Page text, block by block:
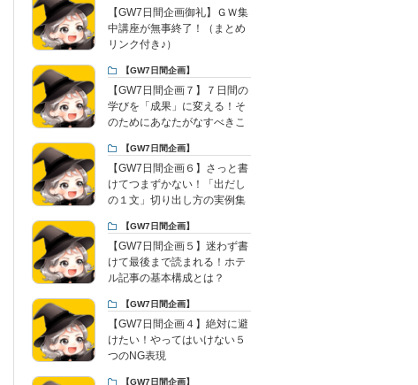
【GW7日間企画御礼】ＧＷ集
中講座が無事終了！（まとめ
リンク付き♪）
【GW7日間企画】
【GW7日間企画７】７日間の
学びを「成果」に変える！そ
のためにあなたがなすべきこ
【GW7日間企画】
【GW7日間企画６】さっと書
けてつまずかない！「出だし
の１文」切り出し方の実例集
【GW7日間企画】
【GW7日間企画５】迷わず書
けて最後まで読まれる！ホテ
ル記事の基本構成とは？
【GW7日間企画】
【GW7日間企画４】絶対に避
けたい！やってはいけない５
つのNG表現
【GW7日間企画】